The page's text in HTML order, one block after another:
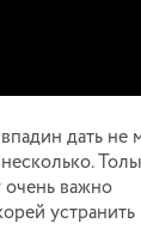
дать не
очень важно
устранить